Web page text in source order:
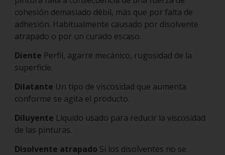
cohesión demasiado débil, más que por falta de
adhesión. Habitualmente causado por disolvente
atrapado o por un curado escaso.
Diente Perfil, agarre mecánico, rugosidad de la
superficie.
Dilatante Un tipo de viscosidad que aumenta
conforme se agita el producto.
Diluyente Líquido usado para reducir la viscosidad
de las pinturas.
Disolvente atrapado Si los disolventes no se